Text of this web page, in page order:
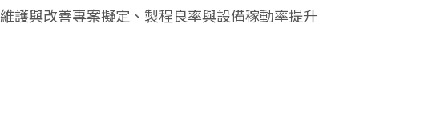
護與改善專案擬定、製程良率與設備稼動率提升